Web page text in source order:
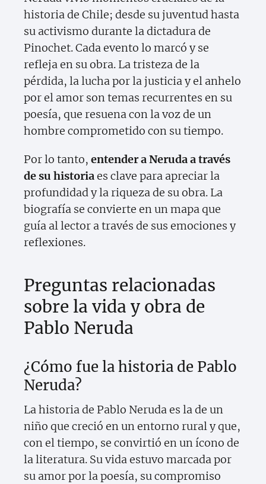
historia de Chile; desde su juventud hasta
su activismo durante la dictadura de
Pinochet. Cada evento lo marcó y se
refleja en su obra. La tristeza de la
pérdida, la lucha por la justicia y el anhelo
por el amor son temas recurrentes en su
poesía, que resuena con la voz de un
hombre comprometido con su tiempo.
Por lo tanto, entender a Neruda a través
de su historiaes clave para apreciar la
profundidad y la riqueza de su obra. La
biografía se convierte en un mapa que
guía al lector a través de sus emociones y
reflexiones.
Preguntas relacionadas
sobre la vida y obra de
Pablo Neruda
¿Cómo fue la historia de Pablo
Neruda?
La historia de Pablo Neruda es la de un
niño que creció en un entorno rural y que,
con el tiempo, se convirtió en un ícono de
la literatura. Su vida estuvo marcada por
su amor por la poesía, su compromiso